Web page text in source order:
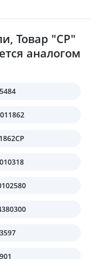
Товар "CP"
аналогом